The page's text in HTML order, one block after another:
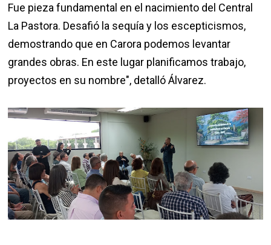
Fue pieza fundamental en el nacimiento del Central
La Pastora. Desafió la sequía y los escepticismos,
demostrando que en Carora podemos levantar
grandes obras. En este lugar planificamos trabajo,
proyectos en su nombre", detalló Álvarez.